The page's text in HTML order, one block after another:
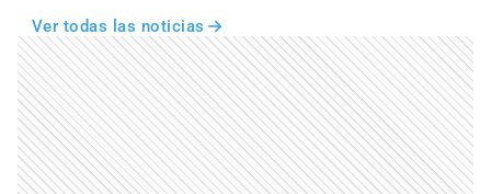
Ver todas las noticias